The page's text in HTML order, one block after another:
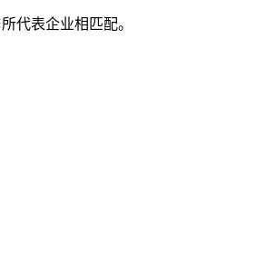
代表企业相匹配。